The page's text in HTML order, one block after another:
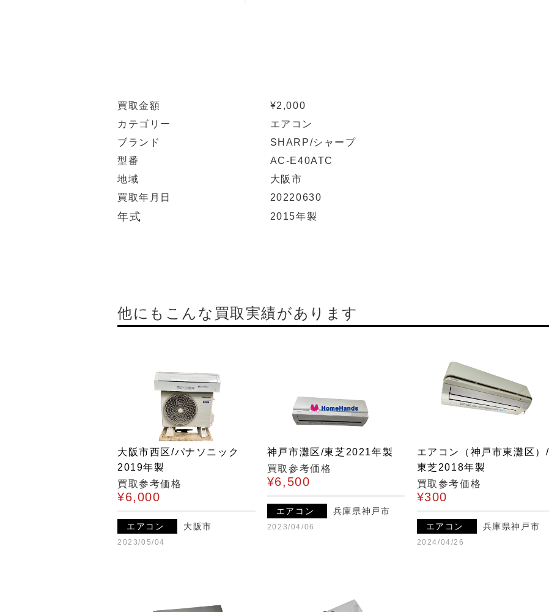
買取金額
¥2,000
カテゴリー
エアコン
ブランド
SHARP/シャープ
型番
AC-E40ATC
地域
大阪市
買取年月日
20220630
年式 2015年製
他にもこんな買取実績があります
大阪市西区/パナソニック
2019年製
買取参考価格
¥6,000
エアコン 大阪市
2023/05/04
神戸市灘区/東芝2021年製
買取参考価格
¥6,500
エアコン 兵庫県神戸市
2023/04/06
エアコン（神戸市東灘区）/
東芝2018年製
買取参考価格
¥300
エアコン 兵庫県神戸市
2024/04/26